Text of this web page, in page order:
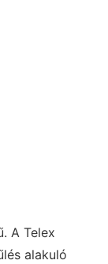
A Telex
alakuló